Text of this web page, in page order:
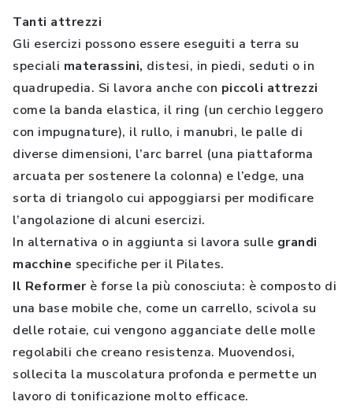
Tanti attrezzi
Gli esercizi possono essere eseguiti a terra su
speciali materassini, distesi, in piedi, seduti o in
quadrupedia. Si lavora anche con piccoli attrezzi
come la banda elastica, il ring (un cerchio leggero
con impugnature), il rullo, i manubri, le palle di
diverse dimensioni, l’arc barrel (una piattaforma
arcuata per sostenere la colonna) e l’edge, una
sorta di triangolo cui appoggiarsi per modificare
l’angolazione di alcuni esercizi.
In alternativa o in aggiunta si lavora sulle grandi
macchine specifiche per il Pilates.
Il Reformer è forse la più conosciuta: è composto di
una base mobile che, come un carrello, scivola su
delle rotaie, cui vengono agganciate delle molle
regolabili che creano resistenza. Muovendosi,
sollecita la muscolatura profonda e permette un
lavoro di tonificazione molto efficace.